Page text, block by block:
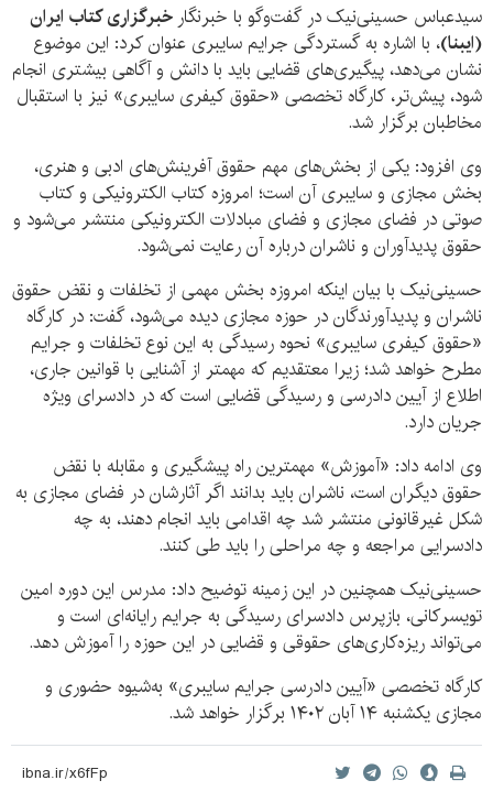
سیدعباس حسینی‌نیک در گفت‌وگو با خبرنگار خبرگزاری کتاب ایران
(ایبنا)، با اشاره به گستردگی جرایم سایبری عنوان کرد: این موضوع
نشان می‌دهد، پیگیری‌های قضایی باید با دانش و آگاهی بیشتری انجام
شود، پیش‌تر، کارگاه تخصصی «حقوق کیفری سایبری» نیز با استقبال
مخاطبان برگزار شد.
وی افزود: یکی از بخش‌های مهم حقوق آفرینش‌های ادبی و هنری،
بخش مجازی و سایبری آن است؛ امروزه کتاب الکترونیکی و کتاب
صوتی در فضای مجازی و فضای مبادلات الکترونیکی منتشر می‌شود و
حقوق پدیدآوران و ناشران درباره آن رعایت نمی‌شود.
حسینی‌نیک با بیان اینکه امروزه بخش مهمی از تخلفات و نقض حقوق
ناشران و پدیدآورندگان در حوزه مجازی دیده می‌شود، گفت: در کارگاه
«حقوق کیفری سایبری» نحوه رسیدگی به این نوع تخلفات و جرایم
مطرح خواهد شد؛ زیرا معتقدیم که مهمتر از آشنایی با قوانین جاری،
اطلاع از آیین دادرسی و رسیدگی قضایی است که در دادسرای ویژه
جریان دارد.
وی ادامه داد: «آموزش» مهمترین راه پیشگیری و مقابله با نقض
حقوق دیگران است، ناشران باید بدانند اگر آثارشان در فضای مجازی به
شکل غیرقانونی منتشر شد چه اقدامی باید انجام دهند، به چه
دادسرایی مراجعه و چه مراحلی را باید طی کنند.
حسینی‌نیک همچنین در این زمینه توضیح داد: مدرس این دوره امین
تویسرکانی، بازپرس دادسرای رسیدگی به جرایم رایانه‌ای است و
می‌تواند ریزه‌کاری‌های حقوقی و قضایی در این حوزه را آموزش دهد.
کارگاه تخصصی «آیین دادرسی جرایم سایبری» به‌شیوه حضوری و
مجازی یکشنبه ۱۴ آبان ۱۴۰۲ برگزار خواهد شد.